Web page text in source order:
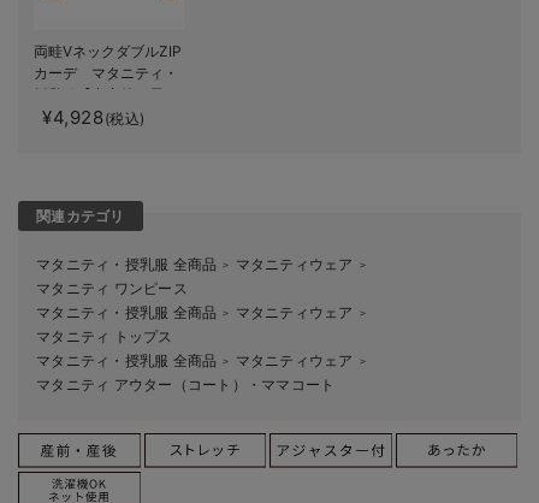
両畦VネックダブルZIP
カーデ マタニティ・
授乳服【出産後も長く
使える】
¥4,928(税込)
関連カテゴリ
マタニティ・授乳服 全商品 ＞ マタニティウェア ＞
マタニティ ワンピース
マタニティ・授乳服 全商品 ＞ マタニティウェア ＞
マタニティ トップス
マタニティ・授乳服 全商品 ＞ マタニティウェア ＞
マタニティ アウター（コート）・ママコート